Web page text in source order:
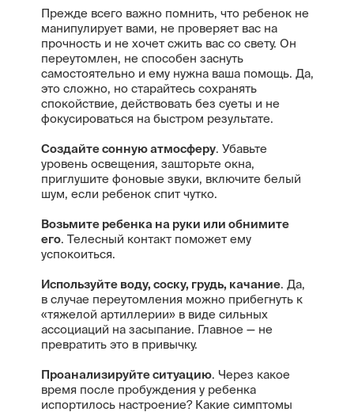
Прежде всего важно помнить, что ребенок не
манипулирует вами, не проверяет вас на
прочность и не хочет сжить вас со свету. Он
переутомлен, не способен заснуть
самостоятельно и ему нужна ваша помощь. Да,
это сложно, но старайтесь сохранять
спокойствие, действовать без суеты и не
фокусироваться на быстром результате.
Создайте сонную атмосферу. Убавьте
уровень освещения, зашторьте окна,
приглушите фоновые звуки, включите белый
шум, если ребенок спит чутко.
Возьмите ребенка на руки или обнимите
его. Телесный контакт поможет ему
успокоиться.
Используйте воду, соску, грудь, качание. Да,
в случае переутомления можно прибегнуть к
«тяжелой артиллерии» в виде сильных
ассоциаций на засыпание. Главное — не
превратить это в привычку.
Проанализируйте ситуацию. Через какое
время после пробуждения у ребенка
испортилось настроение? Какие симптомы